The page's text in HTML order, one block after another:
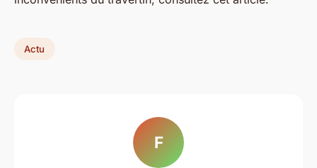
Actu
F